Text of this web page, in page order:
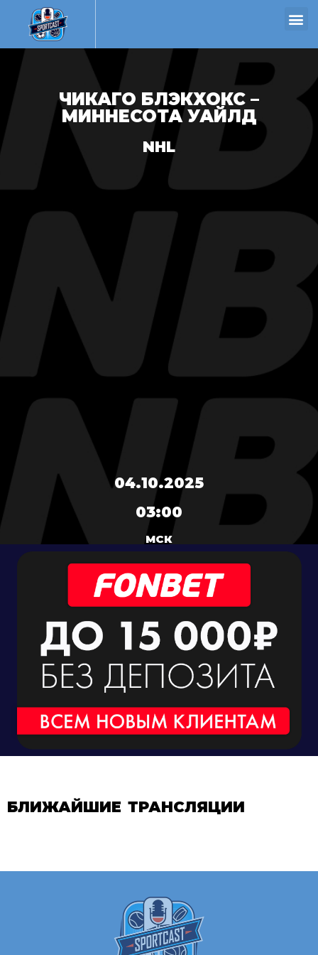
ЧИКАГО БЛЭКХОКС –
МИННЕСОТА УАЙЛД
NHL
04.10.2025
03:00
МСК
БЛИЖАЙШИЕ ТРАНСЛЯЦИИ